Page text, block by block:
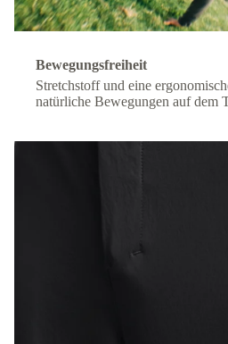
Bewegungsfreiheit
Stretchstoff und eine
natürliche Bewegungen auf dem